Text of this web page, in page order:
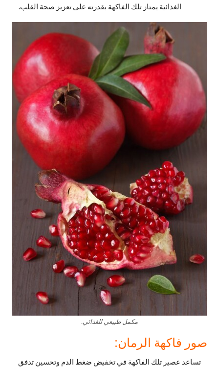
الغذائية يمتاز تلك الفاكهة بقدرته على تعزيز صحة القلب.
مكمل طبيعي للغذائي.
صور فاكهة الرمان:
تساعد عصير تلك الفاكهة في تخفيض ضغط الدم وتحسين تدفق